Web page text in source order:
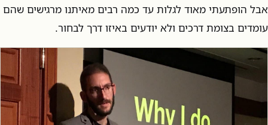
אבל הופתעתי מאוד לגלות עד כמה רבים מאיתנו מרגישים שהם
עומדים בצומת דרכים ולא יודעים באיזו דרך לבחור.